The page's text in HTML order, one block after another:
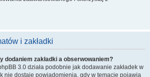
i zakładki
dodaniem zakładki a obserwowaniem?
3.0 działa podobnie jak dodawanie zakładek w
nie dostaje powiadomienia, gdy w temacie pojawia